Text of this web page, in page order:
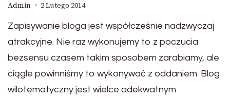
Admin 2 Lutego 2014
Zapisywanie bloga jest współcześnie nadzwyczaj
atrakcyjne. Nie raz wykonujemy to z poczucia
bezsensu czasem takim sposobem zarabiamy, ale
ciągle powinniśmy to wykonywać z oddaniem. Blog
wilotematyczny jest wielce adekwatnym